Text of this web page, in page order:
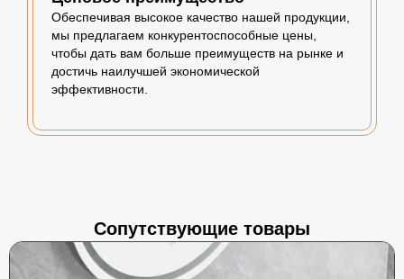
Обеспечивая высокое качество нашей продукции,
мы предлагаем конкурентоспособные цены,
чтобы дать вам больше преимуществ на рынке и
достичь наилучшей экономической
эффективности.
Сопутствующие товары